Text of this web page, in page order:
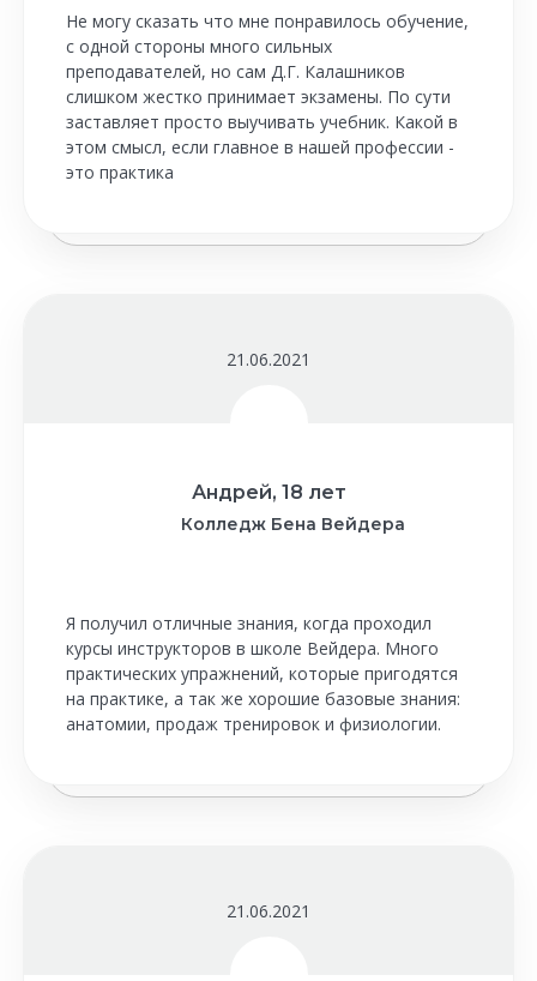
Не могу сказать что мне понравилось обучение,
с одной стороны много сильных
преподавателей, но сам Д.Г. Калашников
слишком жестко принимает экзамены. По сути
заставляет просто выучивать учебник. Какой в
этом смысл, если главное в нашей профессии -
это практика
21.06.2021
Андрей, 18 лет
Колледж Бена Вейдера
Я получил отличные знания, когда проходил
курсы инструкторов в школе Вейдера. Много
практических упражнений, которые пригодятся
на практике, а так же хорошие базовые знания:
анатомии, продаж тренировок и физиологии.
21.06.2021